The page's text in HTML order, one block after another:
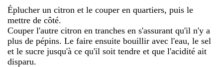
Éplucher un citron et le couper en quartiers, puis le
mettre de côté.
Couper l'autre citron en tranches en s'assurant qu'il n'y a
plus de pépins. Le faire ensuite bouillir avec l'eau, le sel
et le sucre jusqu'à ce qu'il soit tendre et que l'acidité ait
disparu.